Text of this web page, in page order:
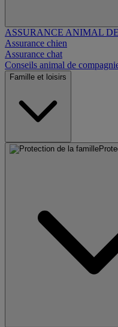
ASSURANCE ANIMAL
Assurance chien
Assurance chat
Conseils animal de
Famille et loisirs